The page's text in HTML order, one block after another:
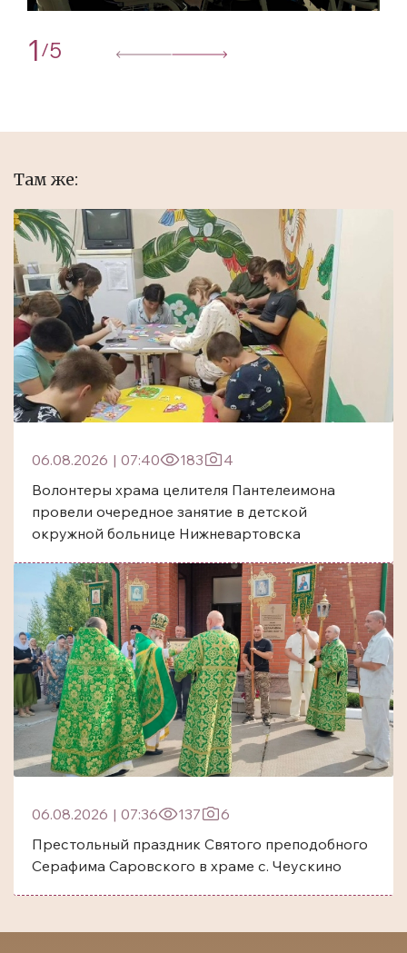
1 /5
Там же:
06.08.2026 | 07:40 183
4
Волонтеры храма целителя Пантелеимона
провели очередное занятие в детской
окружной больнице Нижневартовска
06.08.2026 | 07:36 137
6
Престольный праздник Святого преподобного
Серафима Саровского в храме с. Чеускино